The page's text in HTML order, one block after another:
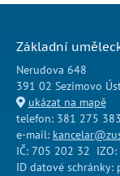
Základní
Nerudova 648
391 02 Sezimovo
ukázat na mapě
telefon: 381 275 383
e-mail:
IČ: 705 202 32
ID datové schránky: